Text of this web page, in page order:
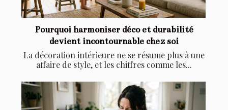
Pourquoi harmoniser déco et durabilité
devient incontournable chez soi
La décoration intérieure ne se résume plus à une
affaire de style, et les chiffres comme les...